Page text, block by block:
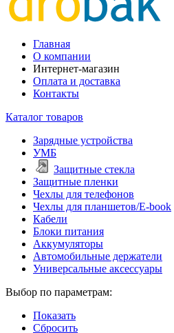
Главная
О компании
Интернет-магазин
Оплата и доставка
Контакты
Каталог товаров
Зарядные устройства
УМБ
Защитные стекла
Защитные пленки
Чехлы для телефонов
Чехлы для планшетов/E-book
Кабели
Блоки питания
Аккумуляторы
Автомобильные держатели
Универсальные аксессуары
Выбор по параметрам:
Показать
Сбросить